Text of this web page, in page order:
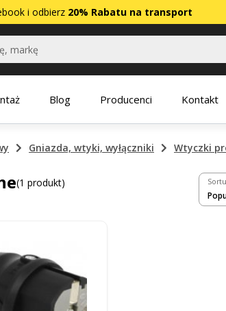
i odbierz 20% Rabatu na transport
Blog Producenci Kontakt
Gniazda, wtyki, wyłączniki Wtyczki
(1 produkt)